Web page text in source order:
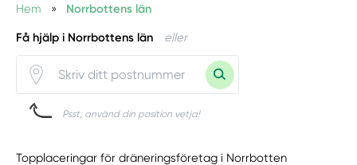
Hem » Norrbottens län
Få hjälp i Norrbottens län eller
Psst, använd din position vetja!
Topplaceringar för dräneringsföretag i Norrbotten